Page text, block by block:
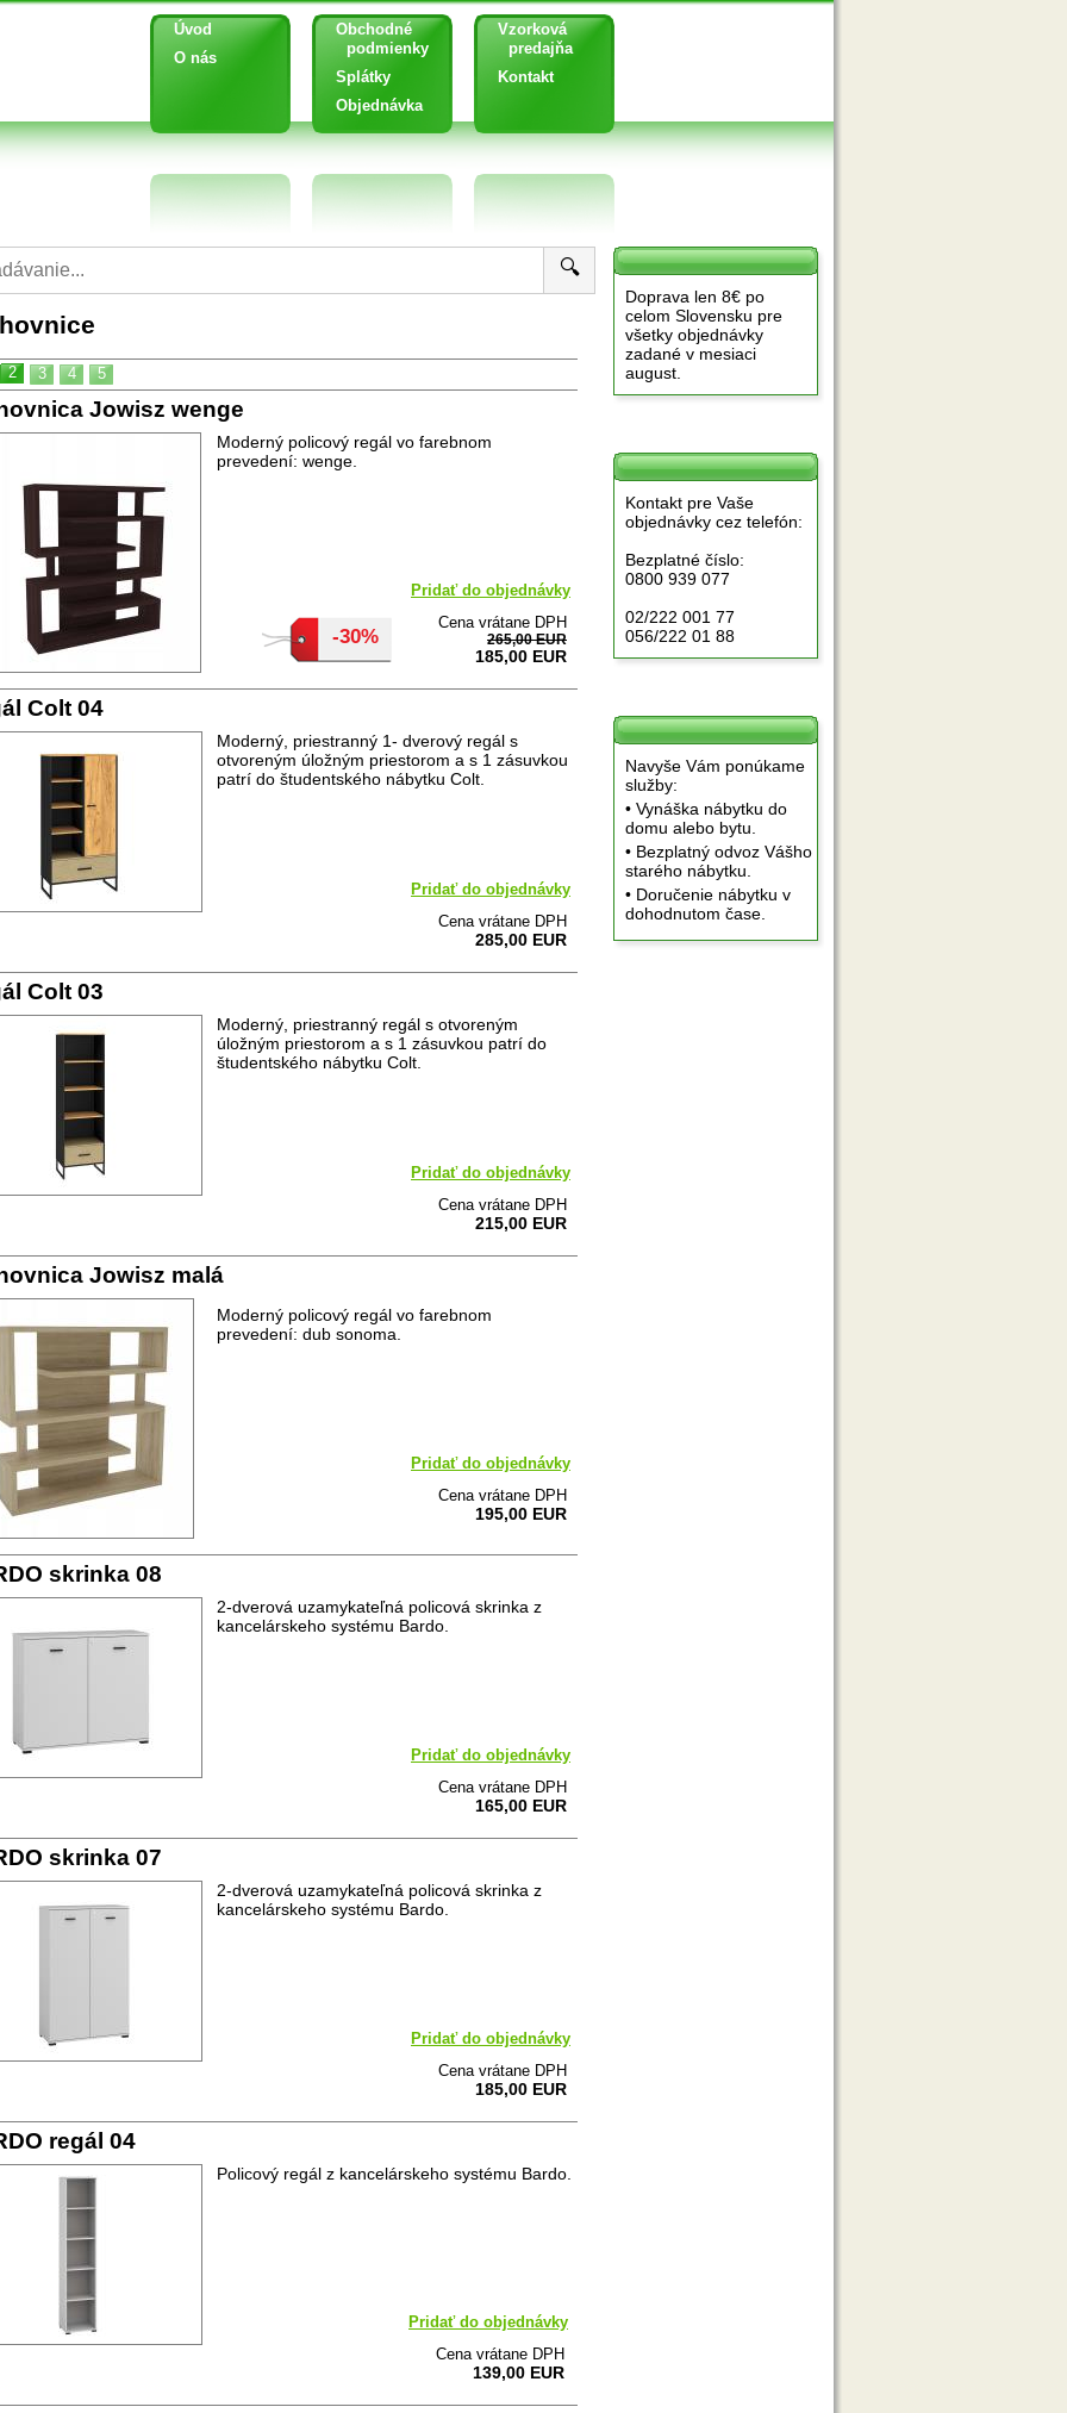
Úvod
O nás
Obchodné
podmienky
Splátky
Objednávka
Vzorková
predajňa
Kontakt
🔍
2 3 4 5
Jowisz wenge
Moderný policový regál vo farebnom
prevedení: wenge.
Pridať do objednávky
-30%
Cena vrátane DPH
265,00 EUR
185,00 EUR
Colt 04
Moderný, priestranný 1- dverový regál s
otvoreným úložným priestorom a s 1 zásuvkou
patrí do študentského nábytku Colt.
Pridať do objednávky
Cena vrátane DPH
285,00 EUR
Colt 03
Moderný, priestranný regál s otvoreným
úložným priestorom a s 1 zásuvkou patrí do
študentského nábytku Colt.
Pridať do objednávky
Cena vrátane DPH
215,00 EUR
Jowisz malá
Moderný policový regál vo farebnom
prevedení: dub sonoma.
Pridať do objednávky
Cena vrátane DPH
195,00 EUR
skrinka 08
2-dverová uzamykateľná policová skrinka z
kancelárskeho systému Bardo.
Pridať do objednávky
Cena vrátane DPH
165,00 EUR
skrinka 07
2-dverová uzamykateľná policová skrinka z
kancelárskeho systému Bardo.
Pridať do objednávky
Cena vrátane DPH
185,00 EUR
regál 04
Policový regál z kancelárskeho systému Bardo.
Pridať do objednávky
Cena vrátane DPH
139,00 EUR
Doprava len 8€ po
celom Slovensku pre
všetky objednávky
zadané v mesiaci
august.
Kontakt pre Vaše
objednávky cez telefón:
Bezplatné číslo:
0800 939 077
02/222 001 77
056/222 01 88
Navyše Vám ponúkame
služby:
• Vynáška nábytku do
domu alebo bytu.
• Bezplatný odvoz Vášho
starého nábytku.
• Doručenie nábytku v
dohodnutom čase.